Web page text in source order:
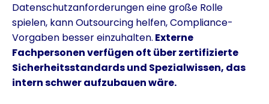
Datenschutzanforderungen eine große Rolle
spielen, kann Outsourcing helfen, Compliance-
Vorgaben besser einzuhalten. Externe
Fachpersonen verfügen oft über zertifizierte
Sicherheitsstandards und Spezialwissen, das
intern schwer aufzubauen wäre.